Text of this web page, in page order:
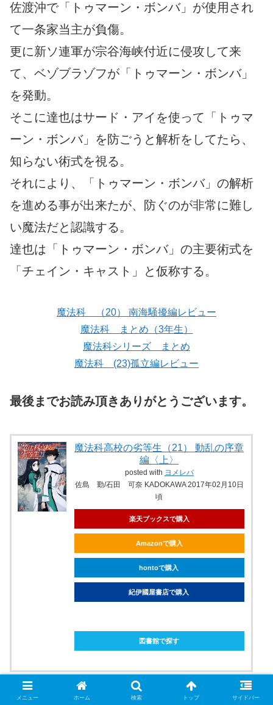
佐渡沖で「トゥマーン・ボンバ」が使用され
て一条家当主が負傷。
更に新ソ連軍が宗谷海峡付近に侵攻して来
て、ベゾブラゾフが「トゥマーン・ボンバ」
を発動。
そこに達也はサード・アイを使って「トゥマ
ーン・ボンバ」を防ごうと解析をしてたら、
知らない術式を視る。
それにより、「トゥマーン・ボンバ」の解析
を進める事が出来たが、防ぐのが非常に難し
い魔法だと認識する。
達也は「トゥマーン・ボンバ」の主要術式を
「チェイン・キャスト」と仮称する。
魔法科 （20） 南海騒擾編レビュー
魔法科 まとめ（3年生）
魔法科シリーズ まとめ
魔法科 (23)孤立編レビュー
最後までお読み頂きありがとうございます。
魔法科高校の劣等生（21） 動乱の序章
編〈上〉
posted with ヨメレバ
佐島 勤/石田 可奈 KADOKAWA 2017年02月10日
頃
楽天ブックスで購入
Amazonで購入
hontoで購入
紀伊國屋書店で購入
図書館で探す
メニュー ホーム 検索 トップ サイドバー